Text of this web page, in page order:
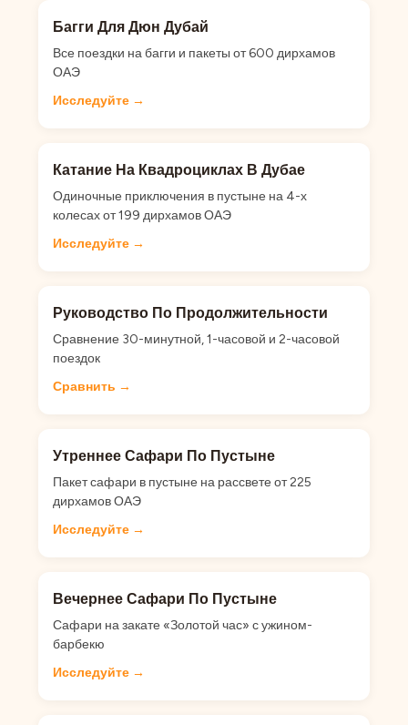
Багги Для Дюн Дубай
Все поездки на багги и пакеты от 600 дирхамов
ОАЭ
Исследуйте →
Катание На Квадроциклах В Дубае
Одиночные приключения в пустыне на 4-х
колесах от 199 дирхамов ОАЭ
Исследуйте →
Руководство По Продолжительности
Сравнение 30-минутной, 1-часовой и 2-часовой
поездок
Сравнить →
Утреннее Сафари По Пустыне
Пакет сафари в пустыне на рассвете от 225
дирхамов ОАЭ
Исследуйте →
Вечернее Сафари По Пустыне
Сафари на закате «Золотой час» с ужином-
барбекю
Исследуйте →